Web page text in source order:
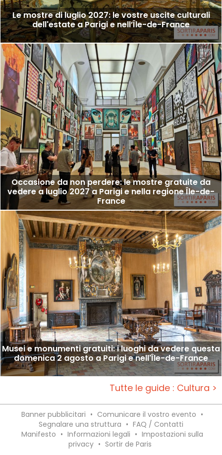
Le mostre di luglio 2027: le vostre uscite culturali
dell'estate a Parigi e nell’Île-de-France
Occasione da non perdere: le mostre gratuite da
vedere a luglio 2027 a Parigi e nella regione Île-de-
France
Musei e monumenti gratuiti: i luoghi da vedere questa
domenica 2 agosto a Parigi e nell'Île-de-France
Tutte le guide : Cultura >
Banner pubblicitari • Comunicare il vostro evento •
Segnalare una struttura • FAQ / Contatti
Manifesto • Informazioni legali • Impostazioni sulla
privacy • Sortir de Paris